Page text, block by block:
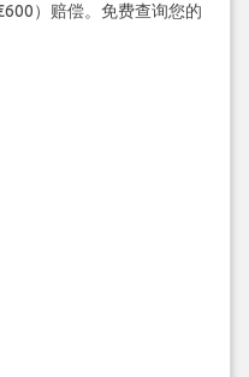
）赔偿。免费查询您的